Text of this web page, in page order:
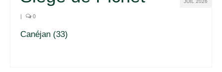
JUIL 2026
| 0
Canéjan (33)